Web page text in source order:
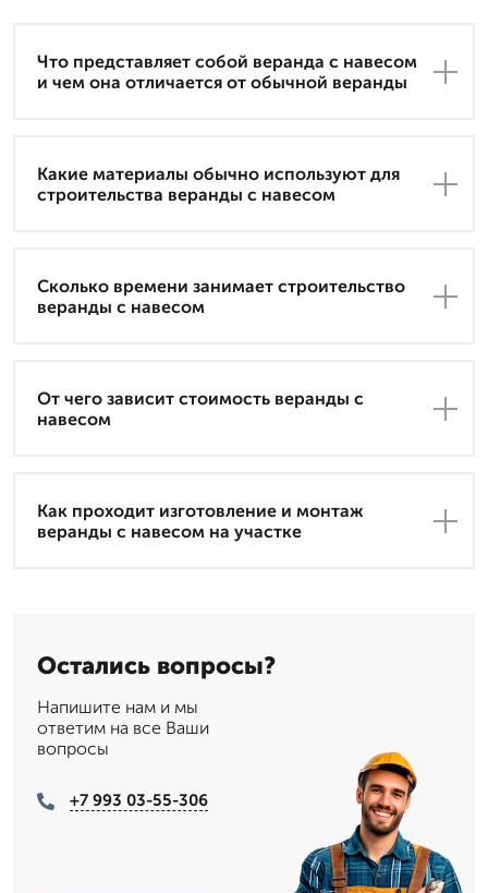
Что представляет собой веранда с навесом
и чем она отличается от обычной веранды
Какие материалы обычно используют для
строительства веранды с навесом
Сколько времени занимает строительство
веранды с навесом
От чего зависит стоимость веранды с
навесом
Как проходит изготовление и монтаж
веранды с навесом на участке
Остались вопросы?
Напишите нам и мы
ответим на все Ваши
вопросы
+7 993 03-55-306